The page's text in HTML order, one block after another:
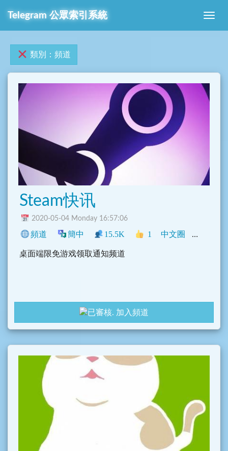
Telegram 公眾索引系統
類別：頻道
Steam快讯
2020-05-04 Monday 16:57:06
頻道 簡中 15.5K 1 中文圈 遊戲
桌面端限免游戏领取通知频道
加入頻道